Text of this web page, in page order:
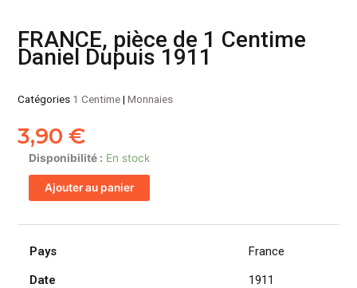
FRANCE, pièce de 1 Centime
Daniel Dupuis 1911
Catégories 1 Centime|Monnaies
3,90€
Disponibilité : En stock
quantité
de
FRANCE,
de
Daniel
Ajouter au panier
Pays
France
Date
1911